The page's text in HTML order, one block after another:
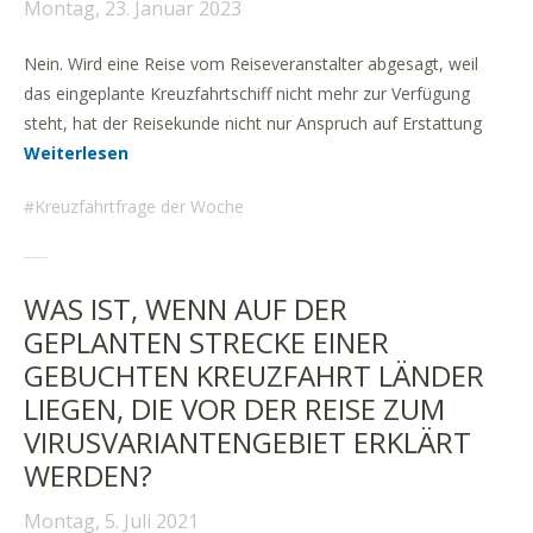
Montag, 23. Januar 2023
Nein. Wird eine Reise vom Reiseveranstalter abgesagt, weil
das eingeplante Kreuzfahrtschiff nicht mehr zur Verfügung
steht, hat der Reisekunde nicht nur Anspruch auf Erstattung
Weiterlesen
Kreuzfahrtfrage der Woche
WAS IST, WENN AUF DER
GEPLANTEN STRECKE EINER
GEBUCHTEN KREUZFAHRT LÄNDER
LIEGEN, DIE VOR DER REISE ZUM
VIRUSVARIANTENGEBIET ERKLÄRT
WERDEN?
Montag, 5. Juli 2021